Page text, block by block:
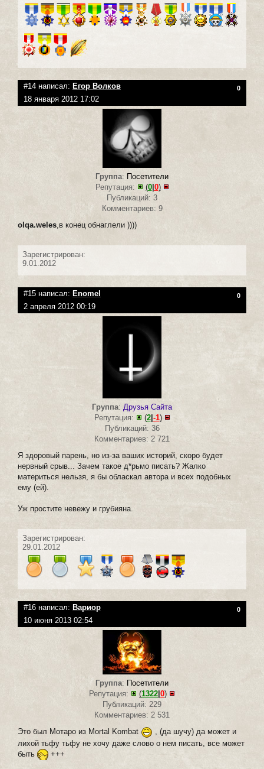
#14 написал: Егор Волков 0
18 января 2012 17:02
Группа: Посетители
Репутация:
(0| 0)
Публикаций: 3
Комментариев: 9
olqa.weles,в конец обнаглели ))))
Зарегистрирован:
9.01.2012
#15 написал: Enomel 0
2 апреля 2012 00:19
Группа: Друзья Сайта
Репутация:
(2| -1)
Публикаций: 36
Комментариев: 2 721
Я здоровый парень, но из-за ваших историй, скоро будет
нервный срыв... Зачем такое д*рьмо писать? Жалко
материться нельзя, я бы обласкал автора и всех подобных
ему (ей).
Уж простите невежу и грубияна.
Зарегистрирован:
29.01.2012
#16 написал: Вариор 0
10 июня 2013 02:54
Группа: Посетители
Репутация:
(1322|0)
Публикаций: 229
Комментариев: 2 531
Это был Mотаро из Mortal Kombat
, (да шучу) да может и
лихой тьфу тьфу не хочу даже слово о нем писать, все может
быть
+++